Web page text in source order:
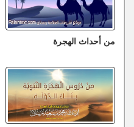
من أحداث الهجرة